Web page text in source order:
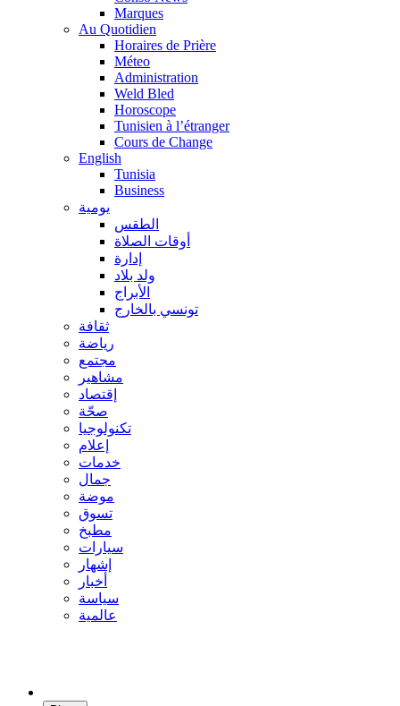
Marques
Au Quotidien
Horaires de Prière
Méteo
Administration
Weld Bled
Horoscope
Tunisien à l’étranger
Cours de Change
English
Tunisia
Business
يومية
الطقس
أوقات الصلاة
إدارة
ولد بلاد
الأبراج
تونسي بالخارج
ثقافة
رياضة
مجتمع
مشاهير
إقتصاد
صحّة
تكنولوجيا
إعلام
خدمات
جمال
موضة
تسوق
مطبخ
سيارات
إشهار
أخبار
سياسة
عالمية